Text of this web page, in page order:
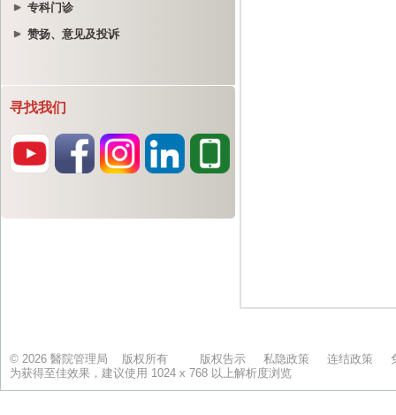
专科门诊
赞扬、意见及投诉
寻找我们
© 2026 醫院管理局 版权所有 版权告示 私隐政策 连结政策
为获得至佳效果，建议使用 1024 x 768 以上解析度浏览